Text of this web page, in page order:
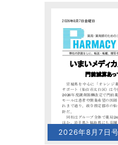
2026年8月7日号